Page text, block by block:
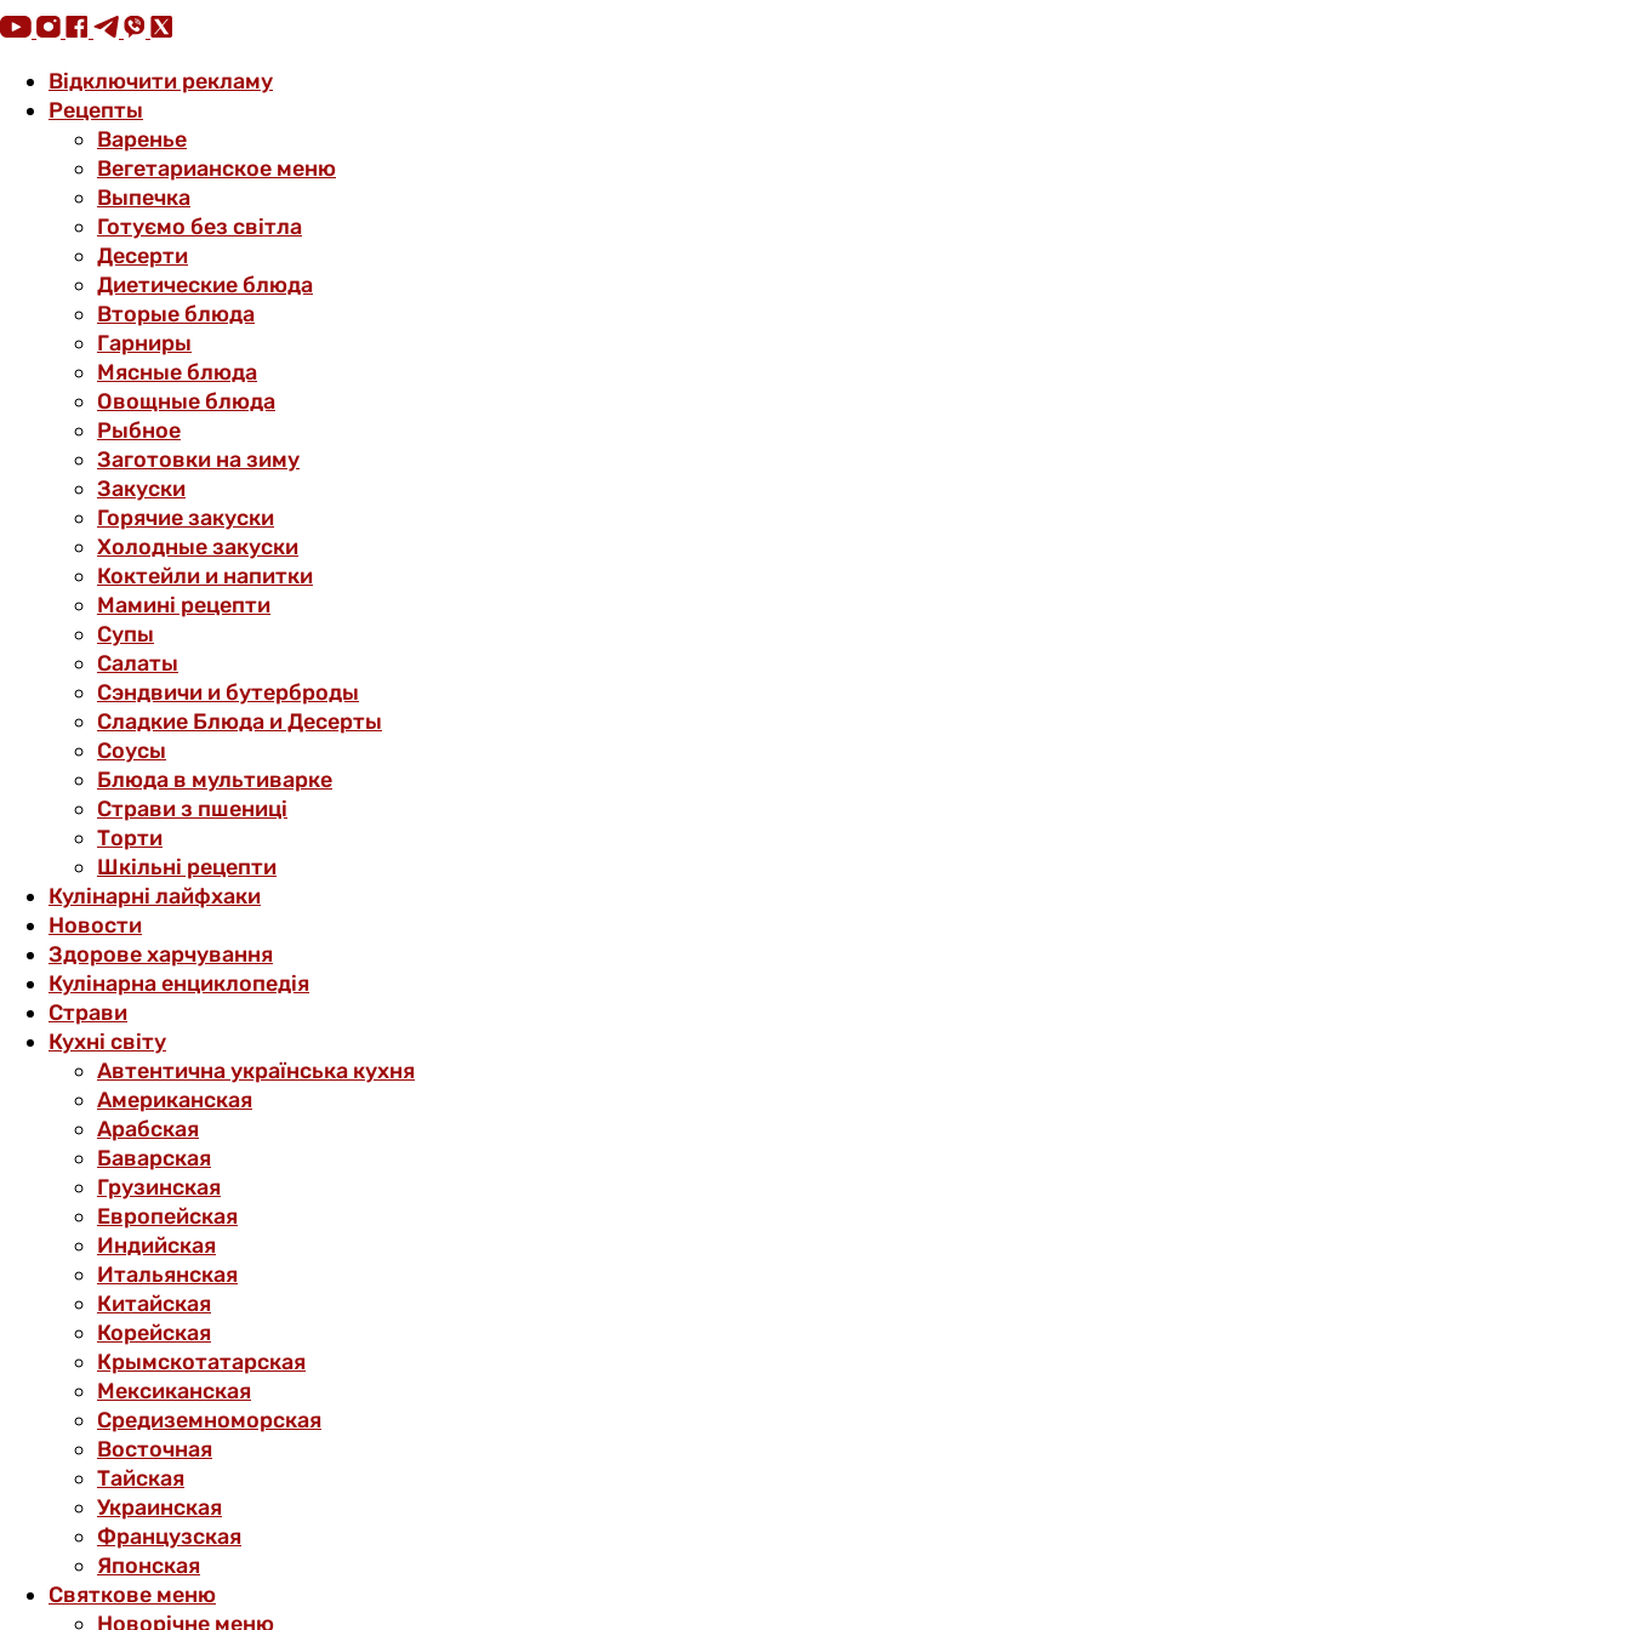
Відключити рекламу
Рецепты
Варенье
Вегетарианское меню
Выпечка
Готуємо без світла
Десерти
Диетические блюда
Вторые блюда
Гарниры
Мясные блюда
Овощные блюда
Рыбное
Заготовки на зиму
Закуски
Горячие закуски
Холодные закуски
Коктейли и напитки
Мамині рецепти
Супы
Салаты
Сэндвичи и бутерброды
Сладкие Блюда и Десерты
Соусы
Блюда в мультиварке
Страви з пшениці
Торти
Шкільні рецепти
Кулінарні лайфхаки
Новости
Здорове харчування
Кулінарна енциклопедія
Страви
Кухні світу
Автентична українська кухня
Американская
Арабская
Баварская
Грузинская
Европейская
Индийская
Итальянская
Китайская
Корейская
Крымскотатарская
Мексиканская
Средиземноморская
Восточная
Тайская
Украинская
Французская
Японская
Святкове меню
Новорічне меню